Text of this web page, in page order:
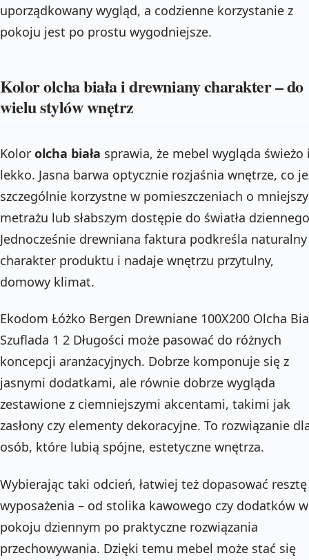
uporządkowany wygląd, a codzienne korzystanie z
pokoju jest po prostu wygodniejsze.
Kolor olcha biała i drewniany charakter – do
wielu stylów wnętrz
Kolor olcha biała sprawia, że mebel wygląda świeżo
lekko. Jasna barwa optycznie rozjaśnia wnętrze, co
szczególnie korzystne w pomieszczeniach o
metrażu lub słabszym dostępie do światła
Jednocześnie drewniana faktura podkreśla naturalny
charakter produktu i nadaje wnętrzu przytulny,
domowy klimat.
Ekodom Łóżko Bergen Drewniane 100X200 Olcha
Szuflada 1 2 Długości może pasować do różnych
koncepcji aranżacyjnych. Dobrze komponuje się z
jasnymi dodatkami, ale równie dobrze wygląda
zestawione z ciemniejszymi akcentami, takimi jak
zasłony czy elementy dekoracyjne. To rozwiązanie
osób, które lubią spójne, estetyczne wnętrza.
Wybierając taki odcień, łatwiej też dopasować resztę
wyposażenia – od stolika kawowego czy dodatków w
pokoju dziennym po praktyczne rozwiązania
przechowywania. Dzięki temu mebel może stać się